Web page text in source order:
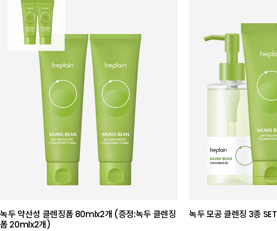
녹두 약산성 클렌징폼 80mlx2개 (증정:녹두 클렌징
폼 20mlx2개)
녹두 모공 클렌징 3종 SET